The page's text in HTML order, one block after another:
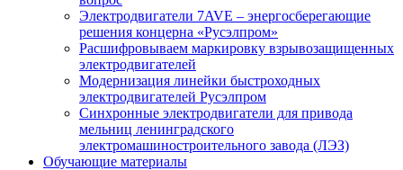
Электродвигатели 7AVE – энергосберегающие
решения концерна «Русэлпром»
Расшифровываем маркировку взрывозащищенных
электродвигателей
Модернизация линейки быстроходных
электродвигателей Русэлпром
Синхронные электродвигатели для привода
мельниц ленинградского
электромашиностроительного завода (ЛЭЗ)
Обучающие материалы